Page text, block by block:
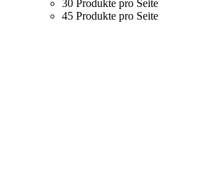
30 Produkte pro Seite
45 Produkte pro Seite